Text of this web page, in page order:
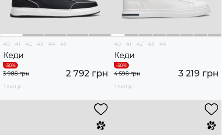
40 41 42 43 44 45
Кеди
2 792 грн
3 988 грн
1 колір
40 41 42 43 44
Кеди
3 219 грн
4 598 грн
1 колір